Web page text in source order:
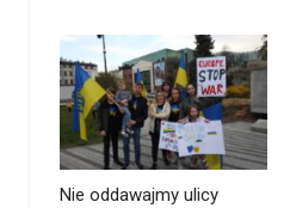
Nie oddawajmy ulicy